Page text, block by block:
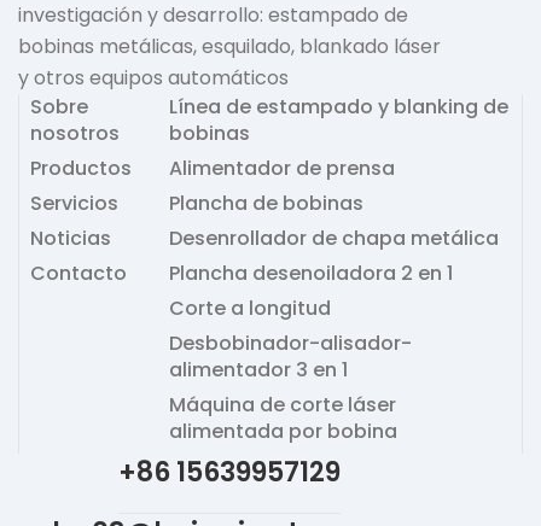
investigación y desarrollo: estampado de
bobinas metálicas, esquilado, blankado láser
y otros equipos automáticos
Sobre
nosotros
Productos
Servicios
Noticias
Contacto
Línea de estampado y blanking de
bobinas
Alimentador de prensa
Plancha de bobinas
Desenrollador de chapa metálica
Plancha desenoiladora 2 en 1
Corte a longitud
Desbobinador-alisador-
alimentador 3 en 1
Máquina de corte láser
alimentada por bobina
+86 15639957129